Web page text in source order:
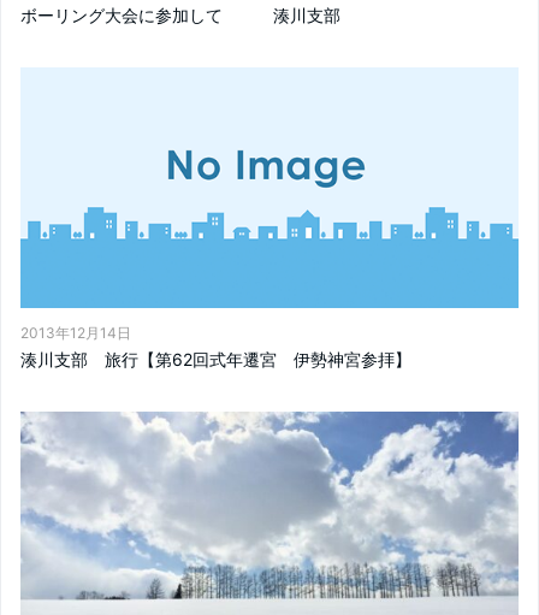
ボーリング大会に参加して 湊川支部
2013年12月14日
湊川支部 旅行【第62回式年遷宮 伊勢神宮参拝】